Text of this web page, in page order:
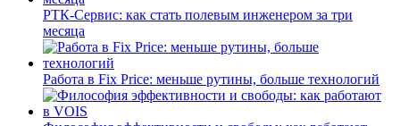
РТК-Сервис: как стать полевым инженером за три
месяца
Работа в Fix Price: меньше рутины, больше технологий